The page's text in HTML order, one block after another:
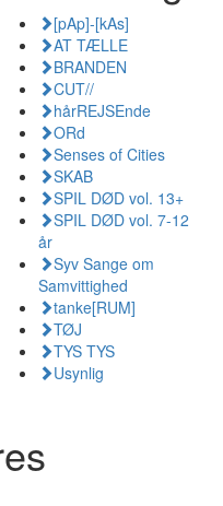
[pAp]-[kAs]
AT TÆLLE
BRANDEN
CUT//
hårREJSEnde
ORd
Senses of Cities
SKAB
SPIL DØD vol. 13+
SPIL DØD vol. 7-12
år
Syv Sange om
Samvittighed
tanke[RUM]
TØJ
TYS TYS
Usynlig